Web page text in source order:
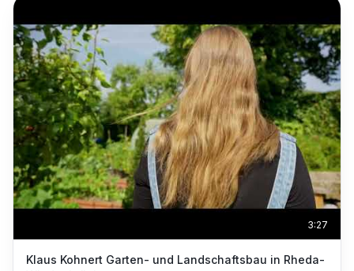
3:27
Klaus Kohnert Garten- und Landschaftsbau in Rheda-